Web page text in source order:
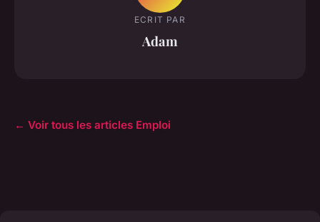
ECRIT PAR
Adam
← Voir tous les articles Emploi